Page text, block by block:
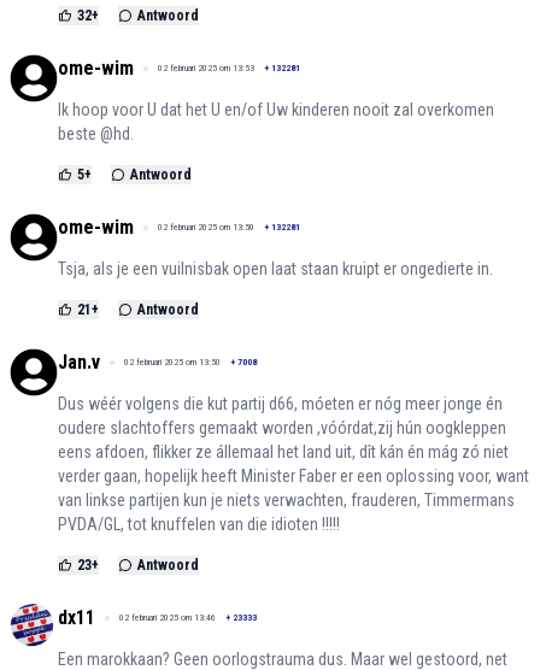
32+ Antwoord
ome-wim 02 februari 2025 om 13:53 + 132281
Ik hoop voor U dat het U en/of Uw kinderen nooit zal overkomen
beste @hd.
5+ Antwoord
ome-wim 02 februari 2025 om 13:50 + 132281
Tsja, als je een vuilnisbak open laat staan kruipt er ongedierte in.
21+ Antwoord
Jan.v 02 februari 2025 om 13:50 + 7008
Dus wéér volgens die kut partij d66, móeten er nóg meer jonge én
oudere slachtoffers gemaakt worden ,vóórdat,zij hún oogkleppen
eens afdoen, flikker ze állemaal het land uit, dît kán én mág zó niet
verder gaan, hopelijk heeft Minister Faber er een oplossing voor, want
van linkse partijen kun je niets verwachten, frauderen, Timmermans
PVDA/GL, tot knuffelen van die idioten !!!!!
23+ Antwoord
dx11 02 februari 2025 om 13:46 + 23333
Een marokkaan? Geen oorlogstrauma dus. Maar wel gestoord, net